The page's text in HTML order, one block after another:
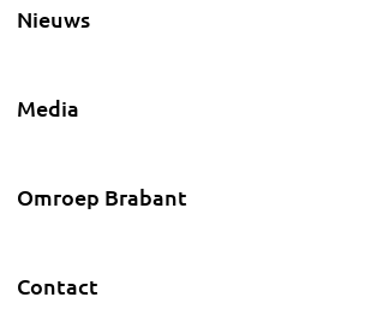
Nieuws
Media
Omroep Brabant
Contact